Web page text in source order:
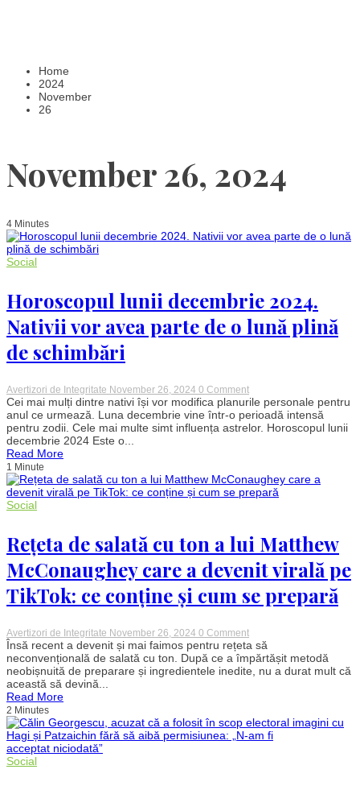
Home
2024
November
26
November 26, 2024
4 Minutes
Social
Horoscopul lunii decembrie 2024.
Nativii vor avea parte de o lună plină
de schimbări
Avertizori de Integritate November 26, 2024 0 Commenton
Horoscopul
lunii
decembrie
2024.
parte
de
de
schimbări
Cei mai mulți dintre nativi își vor modifica planurile personale pentru
anul ce urmează. Luna decembrie vine într-o perioadă intensă
pentru zodii. Cele mai multe simt influența astrelor. Horoscopul lunii
decembrie 2024 Este o...
Read More
1 Minute
Social
Rețeta de salată cu ton a lui Matthew
McConaughey care a devenit virală pe
TikTok: ce conține și cum se prepară
Avertizori de Integritate November 26, 2024 0 Commenton
Rețeta
de
salată
cu
Matthew
McConaughey
Însă recent a devenit și mai faimos pentru rețeta să
neconvențională de salată cu ton. După ce a împărtășit metodă
neobișnuită de preparare și ingredientele inedite, nu a durat mult că
această să devină...
Read More
2 Minutes
Social